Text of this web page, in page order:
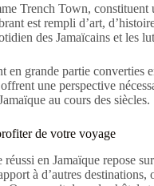
Trench Town,
est rempli d’art,
des Jamaïcains et les
en grande partie converties
une perspective
au cours des siècles.
de votre voyage
en Jamaïque repose
à d’autres